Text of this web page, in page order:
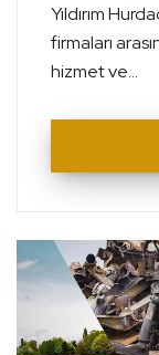
Yıldırım
firmaları
hizmet ve...